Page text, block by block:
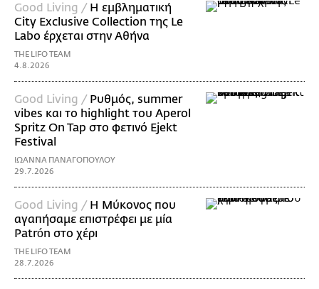
Good Living / Η εμβληματική
City Exclusive Collection της Le
Labo έρχεται στην Αθήνα
THE LIFO TEAM
4.8.2026
Good Living / Ρυθμός, summer
vibes και το highlight του Aperol
Spritz On Tap στο φετινό Ejekt
Festival
ΙΩΑΝΝΑ ΠΑΝΑΓΟΠΟΥΛΟΥ
29.7.2026
Good Living / Η Μύκονος που
αγαπήσαμε επιστρέφει με μία
Patrón στο χέρι
THE LIFO TEAM
28.7.2026